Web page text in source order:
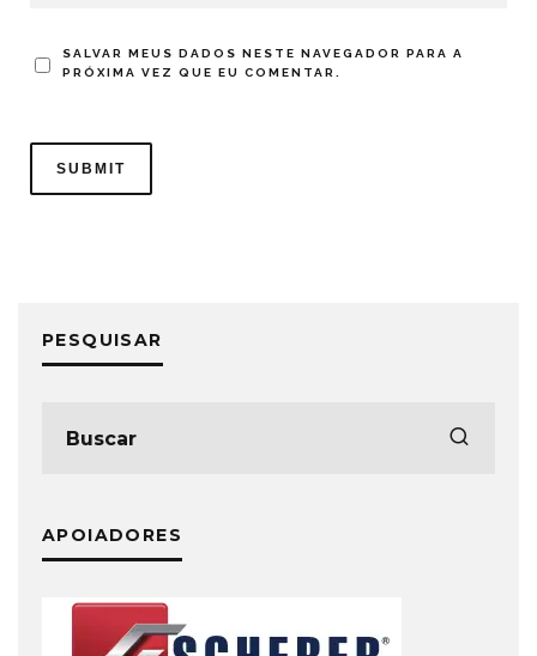
SALVAR MEUS DADOS NESTE NAVEGADOR PARA A
PRÓXIMA VEZ QUE EU COMENTAR.
PESQUISAR
APOIADORES